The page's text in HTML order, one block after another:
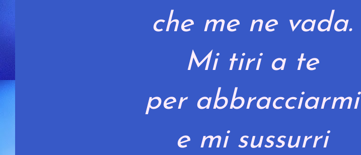
che me ne vada.
Mi tiri a te
per abbracciarmi
e mi sussurri